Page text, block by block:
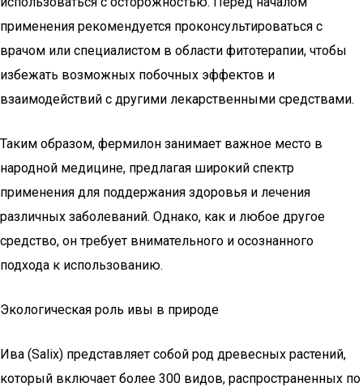
применения рекомендуется проконсультироваться с
врачом или специалистом в области фитотерапии, чтобы
избежать возможных побочных эффектов и
взаимодействий с другими лекарственными средствами.
Таким образом, фермилон занимает важное место в
народной медицине, предлагая широкий спектр
применения для поддержания здоровья и лечения
различных заболеваний. Однако, как и любое другое
средство, он требует внимательного и осознанного
подхода к использованию.
Экологическая роль ивы в природе
Ива (Salix) представляет собой род древесных растений,
который включает более 300 видов, распространенных по